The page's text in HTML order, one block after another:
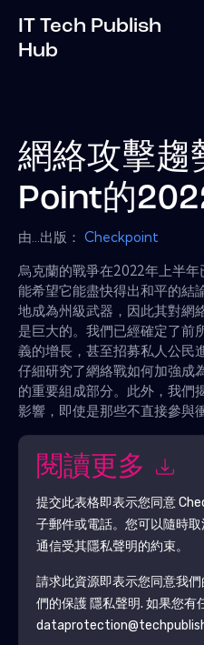
IT Tech Publish
Hub
網絡攻擊趨
Point的
由...出版： Checkpoint
烏克蘭的戰爭在2022年上半
能希望它能盡快得出和平的結
地成為州級武器，因此其對網
是巨大的。我們已經確定了前
義的增長，甚至招募私人公民
仔細研究了網絡戰如何加強成
的重要組成部分。此外，我們
影響，即使是那些不直接參與
閱讀更多
提交此表格即表示您同意
子郵件或電話。您可以隨時取
通信受其隱私聲明的約束。
請求此資源即表示您同意我
們的保護 隱私聲明. 如果您有